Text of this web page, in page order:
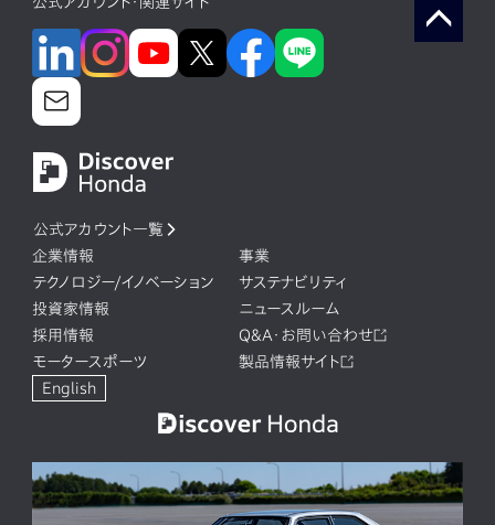
公式アカウント一覧
企業情報
事業
テクノロジー/イノベーション
サステナビリティ
投資家情報
ニュースルーム
採用情報
Q&A・お問い合わせ
モータースポーツ
製品情報サイト
English